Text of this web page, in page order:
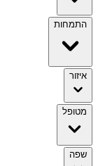
התמחות
איזור
מטופל
שפה